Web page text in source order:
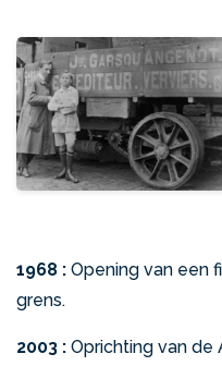
1968 : Opening van een
grens.
2003 : Oprichting van de